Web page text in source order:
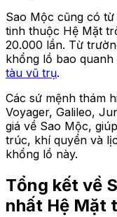
Sao Mộc cũng có
tinh thuộc Hệ Mặt
20.000 lần. Từ
khổng lồ bao
tàu vũ trụ.
Các sứ mệnh thám
Voyager, Galileo,
giá về Sao Mộc,
trúc, khí quyển và
khổng lồ này.
Tổng kết về
nhất Hệ Mặt